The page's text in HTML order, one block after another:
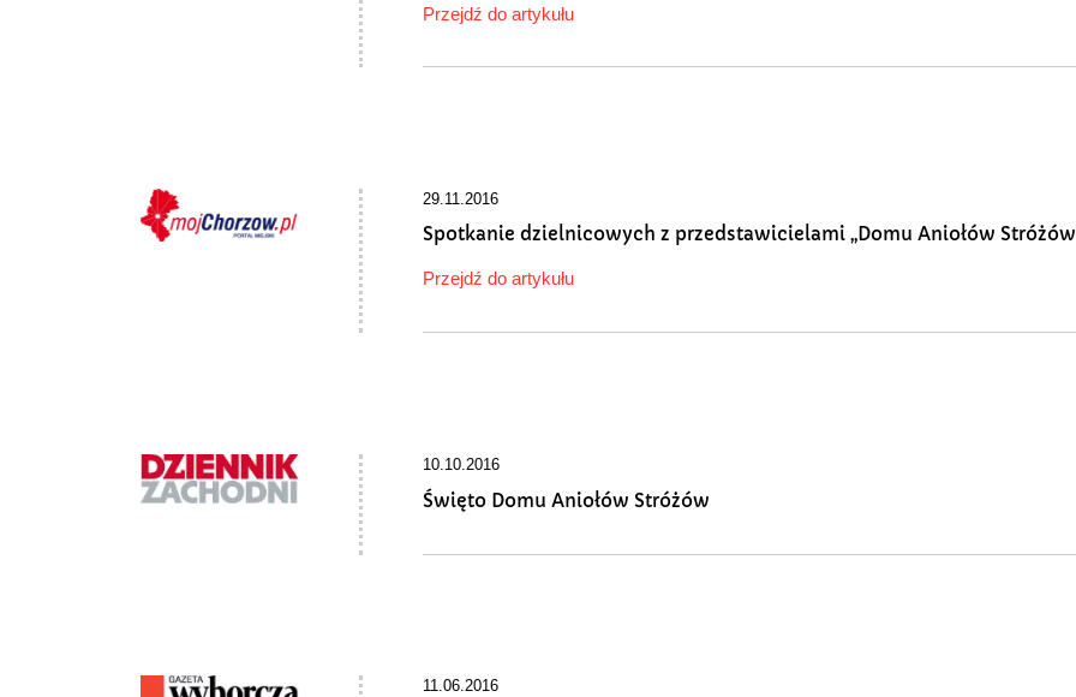
Przejdź do artykułu
29.11.2016
Spotkanie dzielnicowych z przedstawicielami „Domu Aniołów
Przejdź do artykułu
10.10.2016
Święto Domu Aniołów Stróżów
11.06.2016